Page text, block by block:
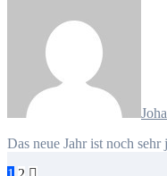
Das neue Jahr ist noch